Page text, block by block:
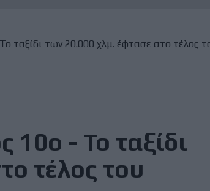
ταξίδι των 20.000 χλμ. έφτασε στο τέλος
- Το ταξίδι
τέλος του